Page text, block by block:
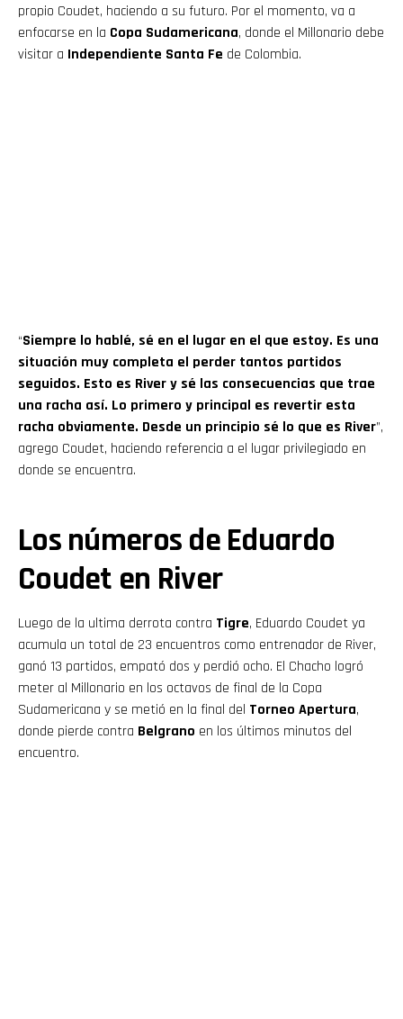
propio Coudet, haciendo a su futuro. Por el momento, va a
enfocarse en la Copa Sudamericana, donde el Millonario debe
visitar a Independiente Santa Fe de Colombia.
“Siempre lo hablé, sé en el lugar en el que estoy. Es una
situación muy completa el perder tantos partidos
seguidos. Esto es River y sé las consecuencias que trae
una racha así. Lo primero y principal es revertir esta
racha obviamente. Desde un principio sé lo que es River”,
agrego Coudet, haciendo referencia a el lugar privilegiado en
donde se encuentra.
Los números de Eduardo
Coudet en River
Luego de la ultima derrota contra Tigre, Eduardo Coudet ya
acumula un total de 23 encuentros como entrenador de River,
ganó 13 partidos, empató dos y perdió ocho. El Chacho logró
meter al Millonario en los octavos de final de la Copa
Sudamericana y se metió en la final del Torneo Apertura,
donde pierde contra Belgrano en los últimos minutos del
encuentro.